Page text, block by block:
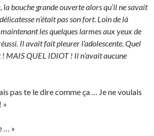
bouche grande ouverte alors qu’il ne savait
n’était pas son fort. Loin de là
les quelques larmes aux yeux de
Il avait fait pleurer l’adolescente. Quel
MAIS QUEL IDIOT ! Il n’avait aucune
pas te le dire comme ça … Je ne voulais
»
… »